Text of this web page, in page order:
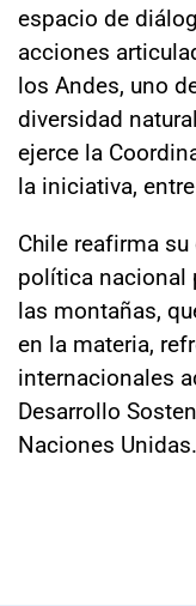
espacio de
acciones
los Andes, uno
diversidad
ejerce la
la iniciativa,
Chile reafirma
política nacional
las montañas,
en la materia,
internacionales
Desarrollo
Naciones Unidas.